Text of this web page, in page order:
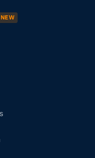
NEW
、製品、センサー、SDK、